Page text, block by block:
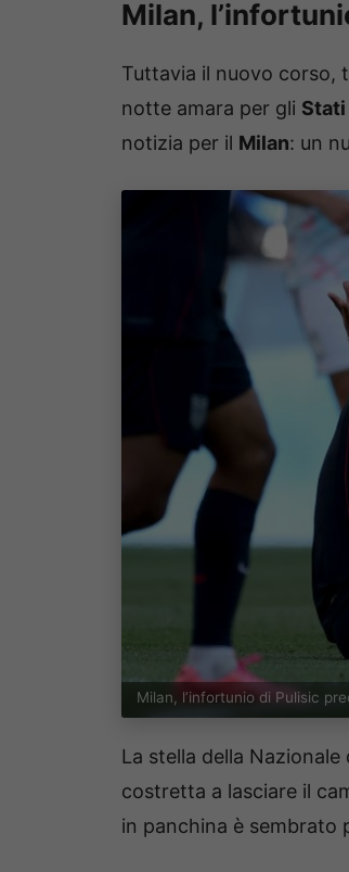
Milan,
Tuttavia il nuovo corso,
notte amara per gli
notizia per il Milan: un
Milan, l’infortunio di Pulisic
La stella della Nazionale
costretta a lasciare il
in panchina è sembrato